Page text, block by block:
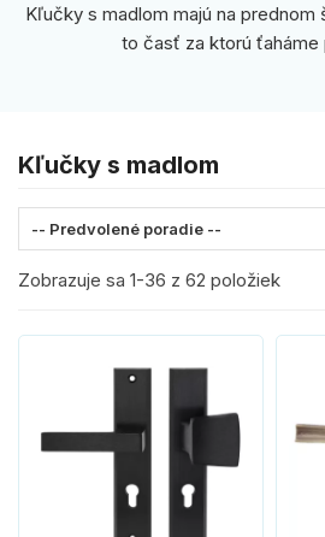
Kľučky s madlom majú na prednom
to časť za ktorú ťaháme
Kľučky s madlom
-- Predvolené poradie --
Zobrazuje sa 1-36 z 62 položiek